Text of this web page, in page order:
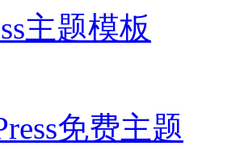
主题模板
免费主题